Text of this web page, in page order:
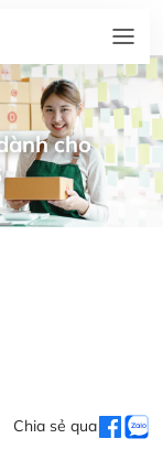
cho
Chia sẻ qua